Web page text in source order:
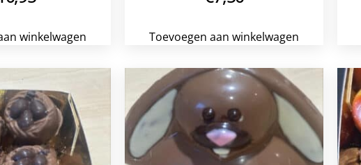
winkelwagen Toevoegen aan winkelwagen